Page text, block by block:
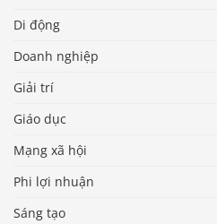
Di động
Doanh nghiệp
Giải trí
Giáo dục
Mạng xã hội
Phi lợi nhuận
Sáng tạo